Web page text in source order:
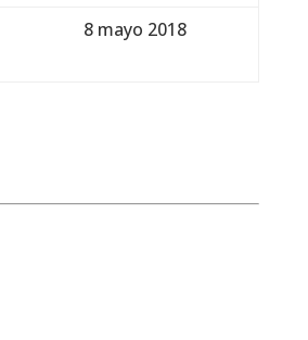
8 mayo 2018